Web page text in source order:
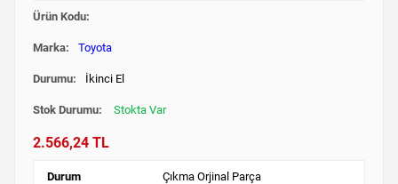
Ürün Kodu:
Marka: Toyota
Durumu: İkinci El
Stok Durumu: Stokta Var
2.566,24 TL
Durum Çıkma Orjinal Parça